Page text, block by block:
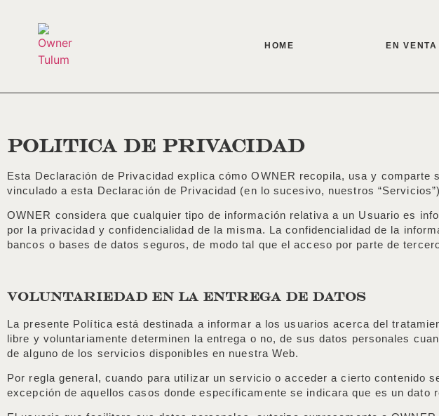
HOME EN VENTA
POLiTICA DE PRIVACIDAD
Esta Declaración de Privacidad explica cómo OWNER recopila, usa y
vinculado a esta Declaración de Privacidad (en lo sucesivo, nuestros
OWNER considera que cualquier tipo de información relativa a un Usuario es
por la privacidad y confidencialidad de la misma. La confidencialidad de la
bancos o bases de datos seguros, de modo tal que el acceso por parte de
VOLUNTARIEDAD EN LA ENTREGA DE DATOS
La presente Política está destinada a informar a los usuarios acerca del
libre y voluntariamente determinen la entrega o no, de sus datos personales
de alguno de los servicios disponibles en nuestra Web.
Por regla general, cuando para utilizar un servicio o acceder a cierto contenido
excepción de aquellos casos donde específicamente se indicara que es un